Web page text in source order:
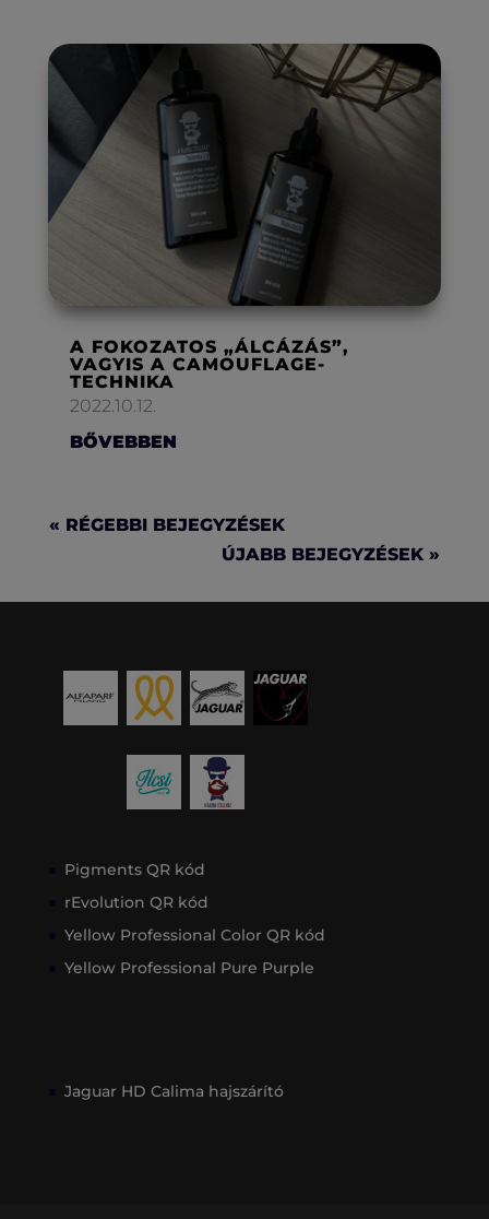
A FOKOZATOS „ÁLCÁZÁS”,
VAGYIS A CAMOUFLAGE-
TECHNIKA
2022.10.12.
BŐVEBBEN
« RÉGEBBI BEJEGYZÉSEK
ÚJABB BEJEGYZÉSEK »
Pigments QR kód
rEvolution QR kód
Yellow Professional Color QR kód
Yellow Professional Pure Purple
Jaguar HD Calima hajszárító